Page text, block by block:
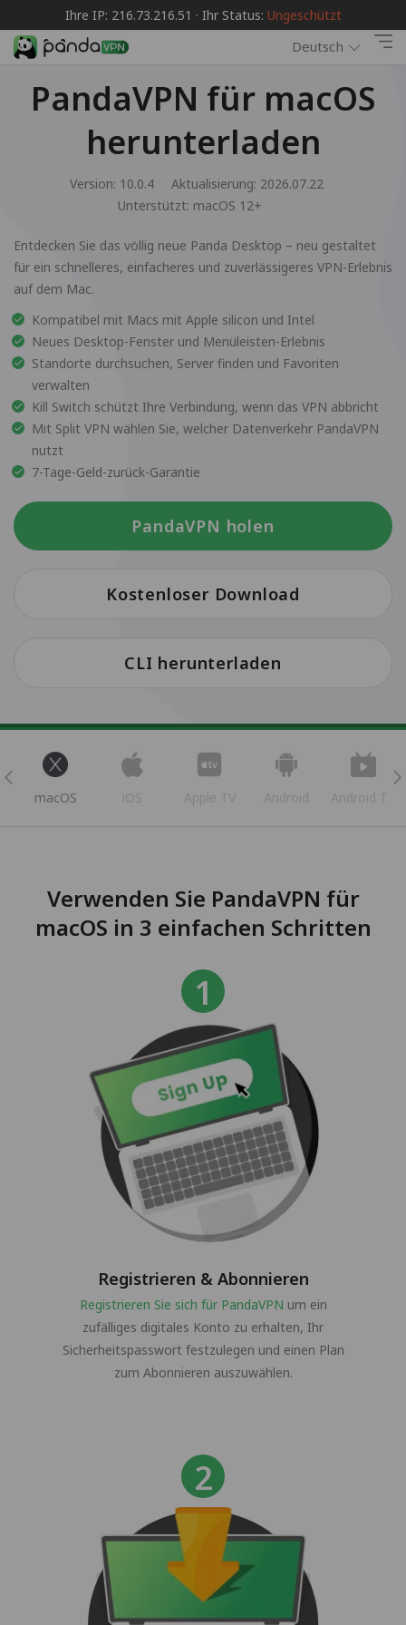
Ihre IP: 216.73.216.51 · Ihr Status: Ungeschützt
Deutsch
PandaVPN für macOS
herunterladen
Version: 10.0.4
Aktualisierung: 2026.07.22
Unterstützt: macOS 12+
Entdecken Sie das völlig neue Panda Desktop – neu gestaltet
für ein schnelleres, einfacheres und zuverlässigeres VPN-Erlebnis
auf dem Mac.
Kompatibel mit Macs mit Apple silicon und Intel
Neues Desktop-Fenster und Menüleisten-Erlebnis
Standorte durchsuchen, Server finden und Favoriten
verwalten
Kill Switch schützt Ihre Verbindung, wenn das VPN abbricht
Mit Split VPN wählen Sie, welcher Datenverkehr PandaVPN
nutzt
7-Tage-Geld-zurück-Garantie
PandaVPN holen
Kostenloser Download
CLI herunterladen
macOS iOS Apple TV Android Android TV
Verwenden Sie PandaVPN für
macOS in 3 einfachen Schritten
Registrieren & Abonnieren
Registrieren Sie sich für PandaVPN um ein
zufälliges digitales Konto zu erhalten, Ihr
Sicherheitspasswort festzulegen und einen Plan
zum Abonnieren auszuwählen.